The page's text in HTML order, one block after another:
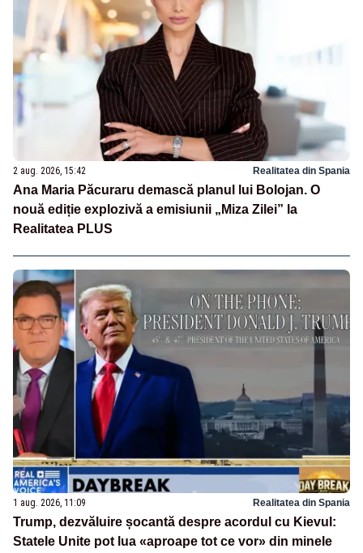
2 aug. 2026, 15:42 Realitatea din Spania
Ana Maria Păcuraru demască planul lui Bolojan. O
nouă ediție explozivă a emisiunii „Miza Zilei” la
Realitatea PLUS
1 aug. 2026, 11:09 Realitatea din Spania
Trump, dezvăluire șocantă despre acordul cu Kievul:
Statele Unite pot lua «aproape tot ce vor» din minele